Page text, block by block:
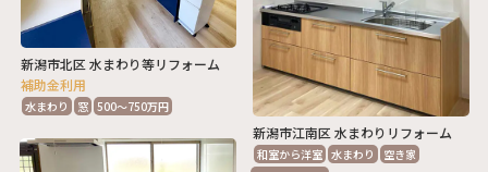
新潟市江南区 水まわりリフォーム
和室から洋室 水まわり
空き家
新潟市北区 水まわり等リフォーム
補助金利用
水まわり 窓 500～750万円